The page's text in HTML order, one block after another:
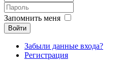
Запомнить меня
Войти
Забыли данные входа?
Регистрация